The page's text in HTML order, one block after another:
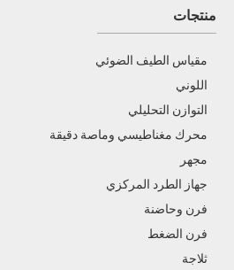
SN-LC1620A كروماتوغرافيا سائلة عالية الأداء
SN-GC1290 EPC كروماتوغرافيا الغاز
جهاز كروماتوجرافيا الأيونات SN-CIC-D120
منتجات
مقياس الطيف الضوئي
اللوني
التوازن التحليلي
محرك مغناطيسي وماصة دقيقة
مجهر
جهاز الطرد المركزي
فرن وحاضنة
فرن الضغط
ثلاجة